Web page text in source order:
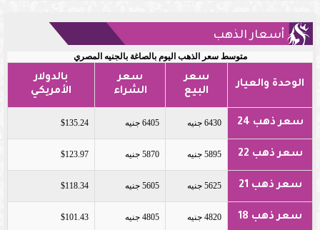
أسعار الذهب
متوسط سعر الذهب اليوم بالصاغة بالجنيه المصري
الوحدة والعيار
سعر
البيع
سعر
الشراء
بالدولار
الأمريكي
سعر ذهب 24 6430 جنيه 6405 جنيه $135.24
سعر ذهب 22 5895 جنيه 5870 جنيه $123.97
سعر ذهب 21 5625 جنيه 5605 جنيه $118.34
سعر ذهب 18 4820 جنيه 4805 جنيه $101.43